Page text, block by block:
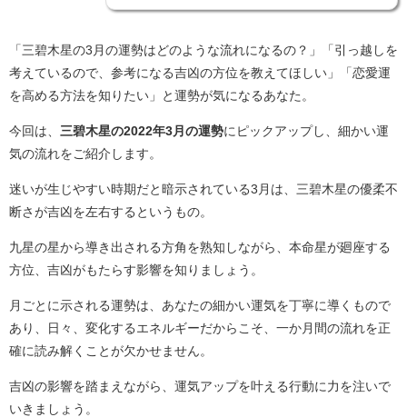
「三碧木星の3月の運勢はどのような流れになるの？」「引っ越しを
考えているので、参考になる吉凶の方位を教えてほしい」「恋愛運
を高める方法を知りたい」と運勢が気になるあなた。
今回は、 三碧木星の2022年3月の運勢にピックアップし、細かい運
気の流れをご紹介します。
迷いが生じやすい時期だと暗示されている3月は、三碧木星の優柔不
断さが吉凶を左右するというもの。
九星の星から導き出される方角を熟知しながら、本命星が廻座する
方位、吉凶がもたらす影響を知りましょう。
月ごとに示される運勢は、あなたの細かい運気を丁寧に導くもので
あり、日々、変化するエネルギーだからこそ、一か月間の流れを正
確に読み解くことが欠かせません。
吉凶の影響を踏まえながら、運気アップを叶える行動に力を注いで
いきましょう。